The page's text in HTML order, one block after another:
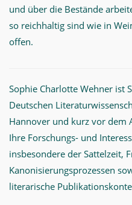
und über die Bestände
so reichhaltig sind wie in
offen.
Sophie Charlotte Wehner ist
Deutschen
Hannover und kurz vor dem
Ihre Forschungs- und
insbesondere der Sattelzeit,
Kanonisierungsprozessen
literarische